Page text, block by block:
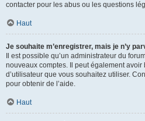
contacter pour les abus ou les questions
Haut
Je souhaite m’enregistrer, mais je n’y
Il est possible qu’un administrateur du
nouveaux comptes. Il peut également
d’utilisateur que vous souhaitez utiliser.
pour obtenir de l’aide.
Haut